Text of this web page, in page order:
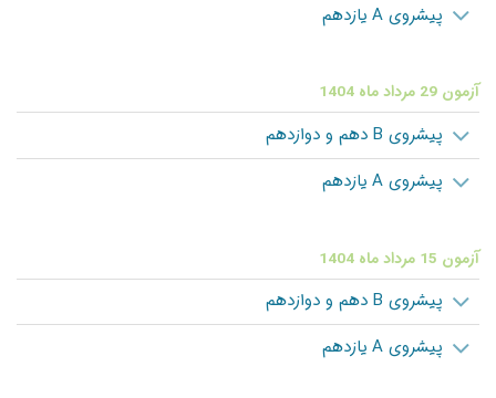
پیشروی A یازدهم
آزمون 29 مرداد ماه 1404
پیشروی B دهم و دوازدهم
پیشروی A یازدهم
آزمون 15 مرداد ماه 1404
پیشروی B دهم و دوازدهم
پیشروی A یازدهم